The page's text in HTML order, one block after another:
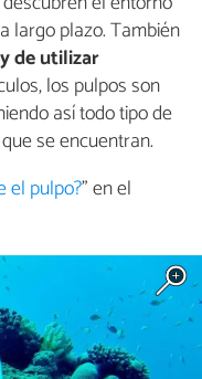
largo plazo. También
de utilizar
los pulpos son
así todo tipo de
se encuentran.
el pulpo?" en el